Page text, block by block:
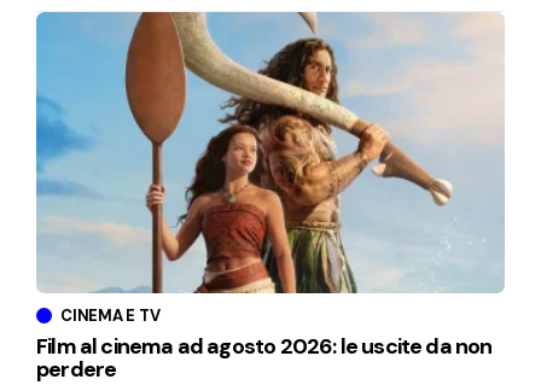
CINEMA E TV
Film al cinema ad agosto 2026: le uscite da non
perdere